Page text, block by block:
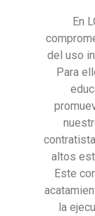
En
del uso
Para
altos
Este
la